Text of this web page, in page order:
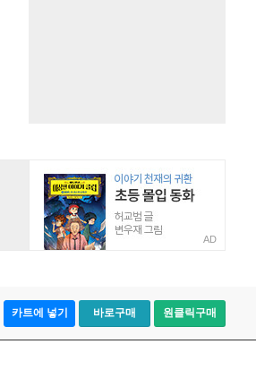
AD
카트에 넣기 바로구매 원클릭구매